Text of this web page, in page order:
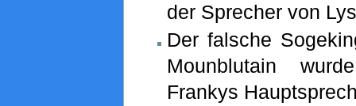
der Sprecher von
Der falsche
Mounblutain
Frankys